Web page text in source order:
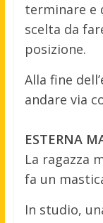
terminare e
scelta da
posizione.
Alla fine
andare via
ESTERNA
La ragazza
fa un
In studio,